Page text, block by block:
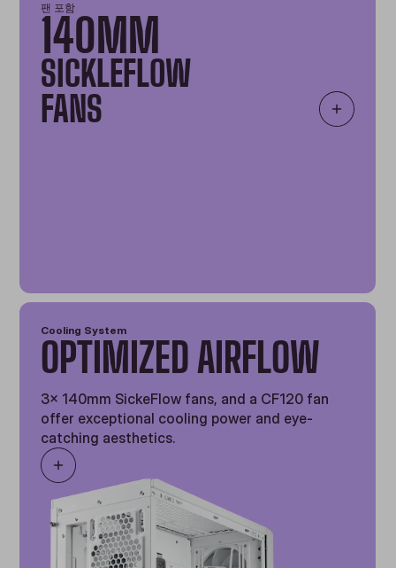
팬 포함
140MM
SICKLEFLOW
FANS
Cooling System
OPTIMIZED AIRFLOW
3x 140mm SickeFlow fans, and a CF120 fan
offer exceptional cooling power and eye-
catching aesthetics.